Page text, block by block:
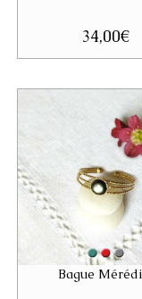
34,00€
Bague